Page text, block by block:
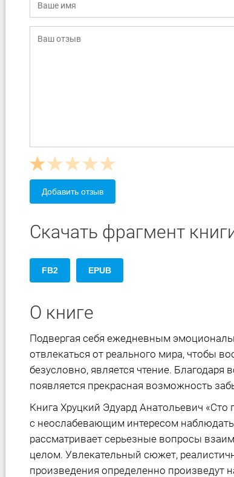
Добавить отзыв
Скачать фрагмент
FB2 EPUB
О книге
Подвергая себя ежедневным
отвлекаться от реального мира, чтобы
безусловно, является чтение.
появляется прекрасная возможность
Книга Хруцкий Эдуард Анатольевич «Сто
с неослабевающим интересом
рассматривает серьезные вопросы
целом. Увлекательный сюжет,
произведения определенно произведут